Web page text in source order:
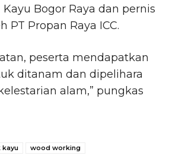
Bogor Raya dan pernis
PT Propan Raya ICC.
peserta mendapatkan
ditanam dan dipelihara
alam,” pungkas
wood working